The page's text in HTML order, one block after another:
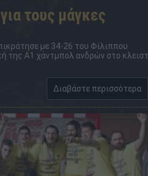
τους μάγκες
με 34-26 του Φίλιππου
της Α1 χάντμπολ ανδρών στο
Διαβάστε περισσότερα